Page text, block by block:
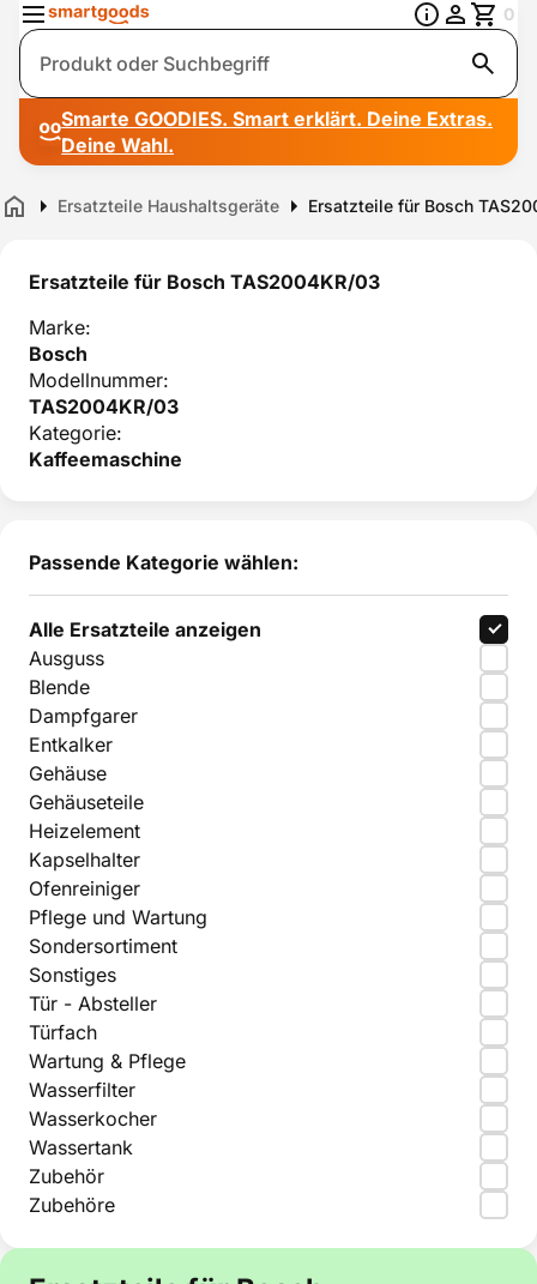
Suche
0
Smarte GOODIES. Smart erklärt. Deine Extras.
Deine Wahl.
Home Ersatzteile Haushaltsgeräte Ersatzteile für Bosch
Ersatzteile für Bosch TAS2004KR/03
Marke:
Bosch
Modellnummer:
TAS2004KR/03
Kategorie:
Kaffeemaschine
Passende Kategorie wählen:
Alle Ersatzteile anzeigen
Ausguss
Blende
Dampfgarer
Entkalker
Gehäuse
Gehäuseteile
Heizelement
Kapselhalter
Ofenreiniger
Pflege und Wartung
Sondersortiment
Sonstiges
Tür - Absteller
Türfach
Wartung & Pflege
Wasserfilter
Wasserkocher
Wassertank
Zubehör
Zubehöre